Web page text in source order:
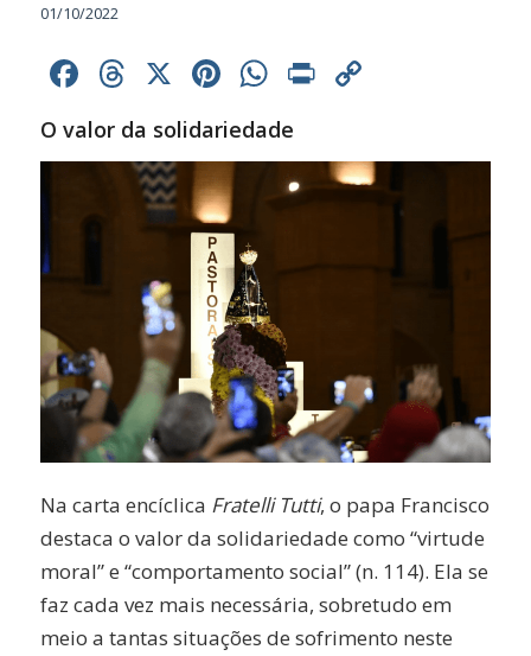
01/10/2022
Facebook
Threads
X Pinterest
WhatsApp
Print
O valor da solidariedade
Na carta encíclica Fratelli Tutti, o papa Francisco
destaca o valor da solidariedade como “virtude
moral” e “comportamento social” (n. 114). Ela se
faz cada vez mais necessária, sobretudo em
meio a tantas situações de sofrimento neste